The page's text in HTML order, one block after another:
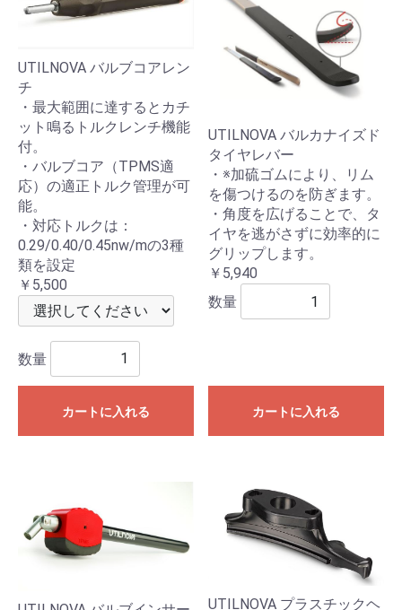
UTILNOVA バルブコアレン
チ
・最大範囲に達するとカチ
ット鳴るトルクレンチ機能
付。
・バルブコア（TPMS適
応）の適正トルク管理が可
能。
・対応トルクは：
0.29/0.40/0.45nw/mの3種
類を設定
￥5,500
数量
カートに入れる
UTILNOVA バルカナイズド
タイヤレバー
・※加硫ゴムにより、リム
を傷つけるのを防ぎます。
・角度を広げることで、タ
イヤを逃がさずに効率的に
グリップします。
￥5,940
数量
カートに入れる
UTILNOVA プラスチックヘ